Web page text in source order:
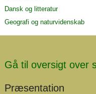
Dansk og litteratur
Geografi og naturvidenskab
Gå til oversigt over
Præsentation